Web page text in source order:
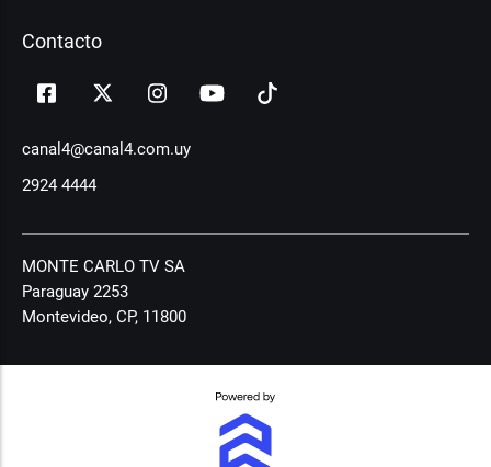
Contacto
canal4@canal4.com.uy
2924 4444
MONTE CARLO TV SA
Paraguay 2253
Montevideo, CP, 11800